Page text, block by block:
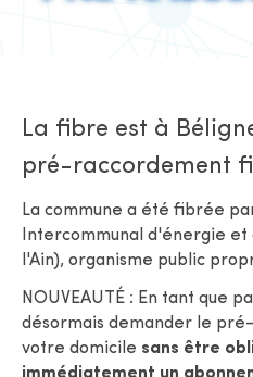
La fibre est à
pré-raccordement
La commune a été fibrée
Intercommunal d'énergie
l'Ain), organisme public
NOUVEAUTÉ : En tant que
désormais demander le
votre domicile sans être